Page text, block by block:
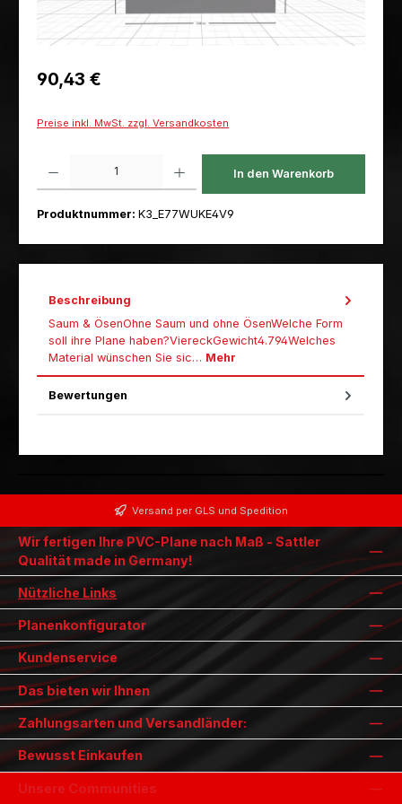
Regulärer Preis:
90,43 €
Preise inkl. MwSt. zzgl. Versandkosten
In den Warenkorb
Produktnummer: K3_E77WUKE4V9
Beschreibung
Saum & ÖsenOhne Saum und ohne ÖsenWelche Form
soll ihre Plane haben?ViereckGewicht4.794Welches
Material wünschen Sie sic… Mehr
Bewertungen
Versand per GLS und Spedition
Wir fertigen Ihre PVC-Plane nach Maß - Sattler
Qualität made in Germany!
Nützliche Links
Planenkonfigurator
Kundenservice
Das bieten wir Ihnen
Zahlungsarten und Versandländer:
Bewusst Einkaufen
Unsere Communities